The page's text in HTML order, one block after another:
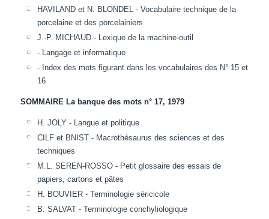
HAVILAND et N. BLONDEL - Vocabulaire technique de la
porcelaine et des porcelainiers
J.-P. MICHAUD - Lexique de la machine-outil
- Langage et informatique
- Index des mots figurant dans les vocabulaires des N° 15 et
16
SOMMAIRE La banque des mots n° 17, 1979
H. JOLY - Langue et politique
CILF et BNIST - Macrothésaurus des sciences et des
techniques
M.L. SEREN-ROSSO - Petit glossaire des essais de
papiers, cartons et pâtes
H. BOUVIER - Terminologie séricicole
B. SALVAT - Terminologie conchyliologique